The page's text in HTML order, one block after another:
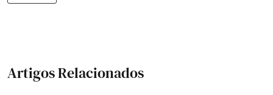
Artigos Relacionados